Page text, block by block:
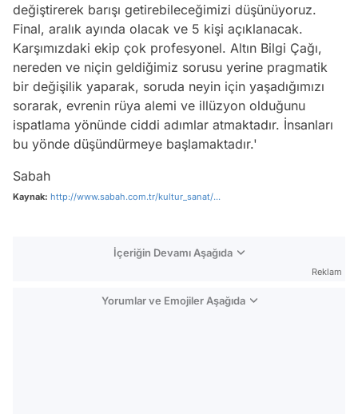
değiştirerek barışı getirebileceğimizi düşünüyoruz.
Final, aralık ayında olacak ve 5 kişi açıklanacak.
Karşımızdaki ekip çok profesyonel. Altın Bilgi Çağı,
nereden ve niçin geldiğimiz sorusu yerine pragmatik
bir değişilik yaparak, soruda neyin için yaşadığımızı
sorarak, evrenin rüya alemi ve illüzyon olduğunu
ispatlama yönünde ciddi adımlar atmaktadır. İnsanları
bu yönde düşündürmeye başlamaktadır.'
Sabah
Kaynak: http://www.sabah.com.tr/kultur_sanat/...
İçeriğin Devamı Aşağıda
Reklam
Yorumlar ve Emojiler Aşağıda